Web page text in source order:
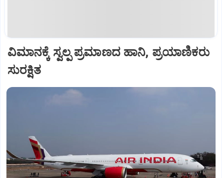
ವಿಮಾನಕ್ಕೆ ಸ್ವಲ್ಪ ಪ್ರಮಾಣದ ಹಾನಿ, ಪ್ರಯಾಣಿಕರು
ಸುರಕ್ಷಿತ